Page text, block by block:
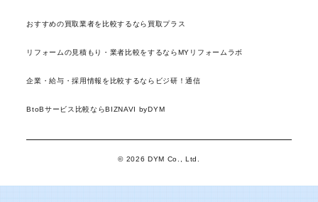
おすすめの買取業者を比較するなら買取プラス
リフォームの見積もり・業者比較をするならMYリフォームラボ
企業・給与・採用情報を比較するならビジ研！通信
BtoBサービス比較ならBIZNAVI byDYM
© 2026 DYM Co., Ltd.